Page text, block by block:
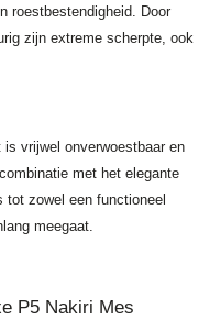
roestbestendigheid. Door
zijn extreme scherpte, ook
vrijwel onverwoestbaar en
met het elegante
tot zowel een functioneel
meegaat.
P5 Nakiri Mes